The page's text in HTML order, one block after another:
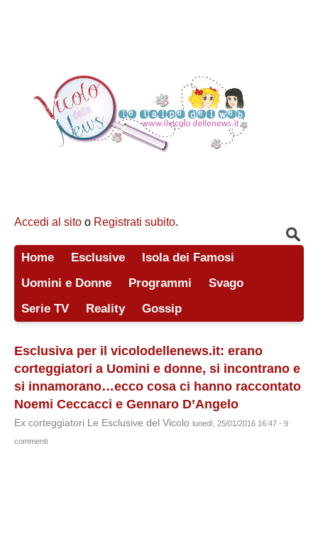
Accedi al sito o Registrati subito.
Home Esclusive
Isola dei Famosi
Uomini e Donne
Programmi
Svago
Serie TV
Reality Gossip
Esclusiva per il vicolodellenews.it: erano
corteggiatori a Uomini e donne, si incontrano e
si innamorano…ecco cosa ci hanno raccontato
Noemi Ceccacci e Gennaro D’Angelo
Ex corteggiatori Le Esclusive del Vicolo lunedì, 25/01/2016 16:47 - 9
commenti